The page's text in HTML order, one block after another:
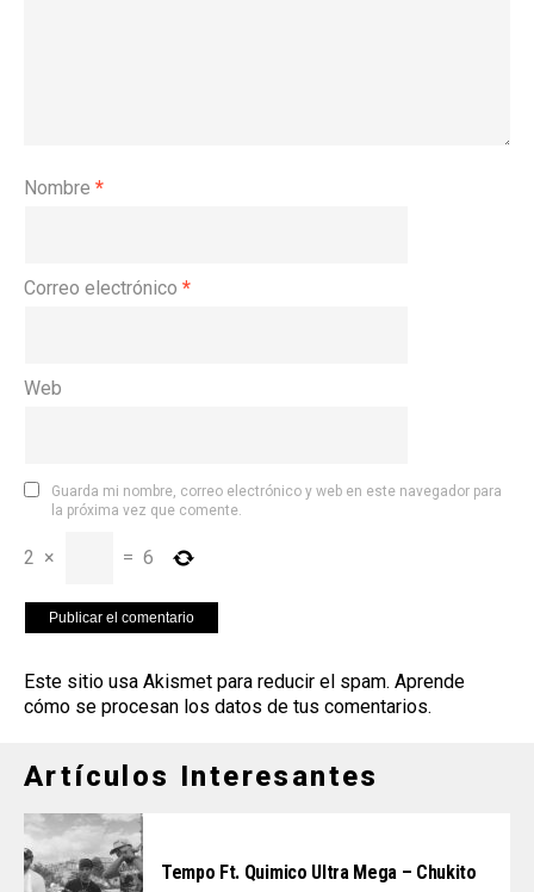
Nombre *
Correo electrónico *
Web
Guarda mi nombre, correo electrónico y web en este navegador para
la próxima vez que comente.
2 × = 6
Este sitio usa Akismet para reducir el spam. Aprende
cómo se procesan los datos de tus comentarios.
Artículos Interesantes
Tempo Ft. Quimico Ultra Mega – Chukito